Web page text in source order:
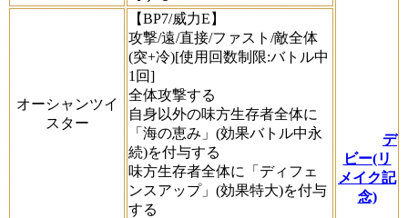
デ
ビー(リ
メイク記
念)
オーシャンツイ
スター
【BP7/威力E】
攻撃/遠/直接/ファスト/敵全体
(突+冷)[使用回数制限:バトル中
1回]
全体攻撃する
自身以外の味方生存者全体に
「海の恵み」(効果バトル中永
続)を付与する
味方生存者全体に「ディフェ
ンスアップ」(効果特大)を付与
する